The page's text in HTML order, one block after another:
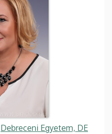
Debreceni Egyetem, DE